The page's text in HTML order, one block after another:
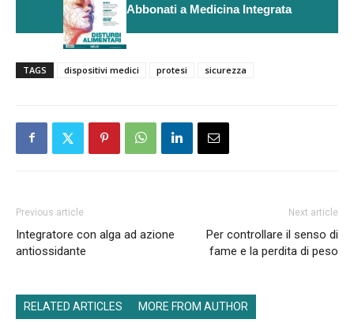
Abbonati a Medicina Integrata
TAGS dispositivi medici protesi sicurezza
Previous article
Integratore con alga ad azione
antiossidante
Next article
Per controllare il senso di
fame e la perdita di peso
RELATED ARTICLES MORE FROM AUTHOR